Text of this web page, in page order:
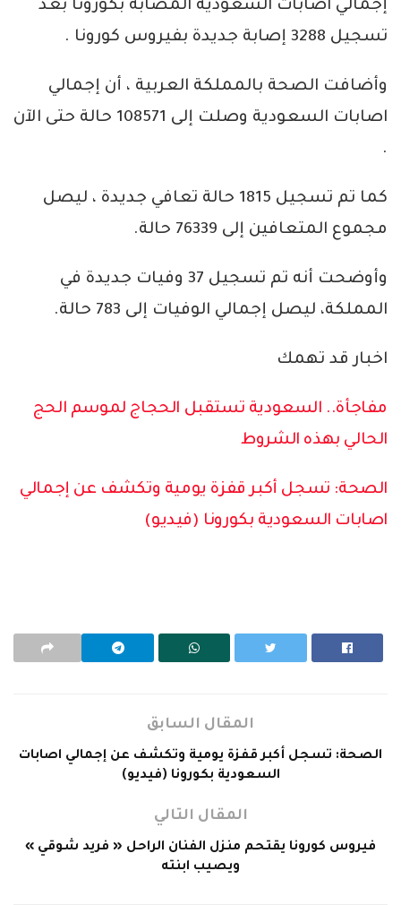
إجمالي اصابات السعودية المصابه بكورونا بعد
تسجيل 3288 إصابة جديدة بفيروس كورونا .
وأضافت الصحة بالمملكة العربية ، أن إجمالي
اصابات السعودية وصلت إلى 108571 حالة حتى الآن
.
كما تم تسجيل 1815 حالة تعافي جديدة ، ليصل
مجموع المتعافين إلى 76339 حالة.
وأوضحت أنه تم تسجيل 37 وفيات جديدة في
المملكة، ليصل إجمالي الوفيات إلى 783 حالة.
اخبار قد تهمك
مفاجأة.. السعودية تستقبل الحجاج لموسم الحج
الحالي بهذه الشروط
الصحة: تسجل أكبر قفزة يومية وتكشف عن إجمالي
اصابات السعودية بكورونا (فيديو)
المقال السابق
الصحة: تسجل أكبر قفزة يومية وتكشف عن إجمالي اصابات
السعودية بكورونا (فيديو)
المقال التالي
فيروس كورونا يقتحم منزل الفنان الراحل « فريد شوقي »
ويصيب ابنته